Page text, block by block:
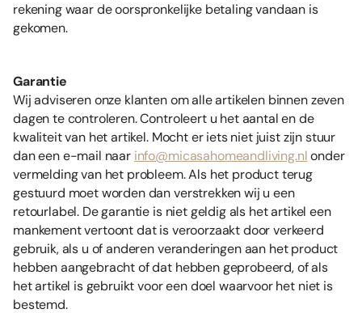
rekening waar de oorspronkelijke betaling vandaan is
gekomen.
Garantie
Wij adviseren onze klanten om alle artikelen binnen zeven
dagen te controleren. Controleert u het aantal en de
kwaliteit van het artikel. Mocht er iets niet juist zijn stuur
dan een e-mail naar info@micasahomeandliving.nl onder
vermelding van het probleem. Als het product terug
gestuurd moet worden dan verstrekken wij u een
retourlabel. De garantie is niet geldig als het artikel een
mankement vertoont dat is veroorzaakt door verkeerd
gebruik, als u of anderen veranderingen aan het product
hebben aangebracht of dat hebben geprobeerd, of als
het artikel is gebruikt voor een doel waarvoor het niet is
bestemd.